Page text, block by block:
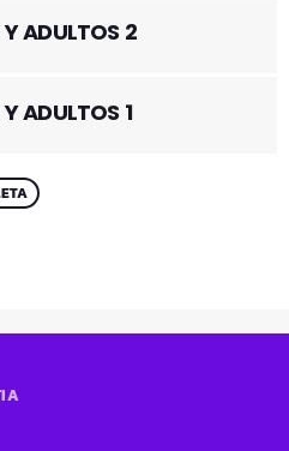
ADULTOS 1
ADULTOS 2